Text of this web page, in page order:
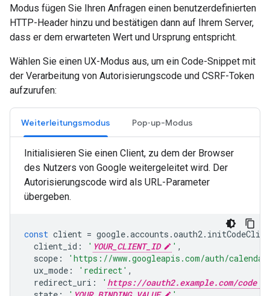
Modus fügen Sie Ihren Anfragen einen benutzerdefinierten
HTTP-Header hinzu und bestätigen dann auf Ihrem Server,
dass er dem erwarteten Wert und Ursprung entspricht.
Wählen Sie einen UX-Modus aus, um ein Code-Snippet mit
der Verarbeitung von Autorisierungscode und CSRF-Token
aufzurufen:
Weiterleitungsmodus Pop‑up-Modus
Initialisieren Sie einen Client, zu dem der Browser
des Nutzers von Google weitergeleitet wird. Der
Autorisierungscode wird als URL-Parameter
übergeben.
const client = google.accounts .oauth2.
client_id : ' YOUR_CLIENT_ID ' ,
scope :
'https://www.googleapis.com/auth/
ux_mode : 'redirect' ,
redirect_uri : ' https://oauth2.example.com/code